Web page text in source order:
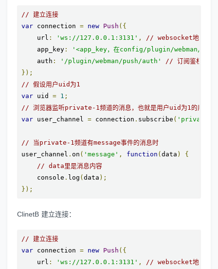
// 建立连接
var connection = new Push ({
    url
: 'ws://127.0.0.1:3131' ,
// websocket地址
    app_key
:
'<app_key，在config/plugin/webman/
    auth
: '/plugin/webman/push/auth'
// 订阅鉴权(仅
});
// 假设用户uid为1
var uid = 1 ;
// 浏览器监听private-1频道的消息，也就是用户uid为1的用户消
var user_channel = connection . subscribe ( 'private-'
// 当private-1频道有message事件的消息时
user_channel . on ( 'message' , function ( data )
{
// data里是消息内容
    console
. log ( data );
});
ClinetB 建立连接：
// 建立连接
var connection = new Push ({
    url
: 'ws://127.0.0.1:3131' , // websocket地址